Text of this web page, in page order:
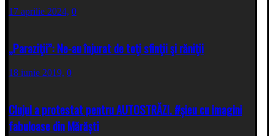
17 aprilie 2024, 0
„Paraziţii”: Ne-au înjurat de toţi sfinţii şi răniţii
18 iunie 2019, 0
Clujul a protestat pentru AUTOSTRĂZI. #șieu cu imagini
fabuloase din Mărăști